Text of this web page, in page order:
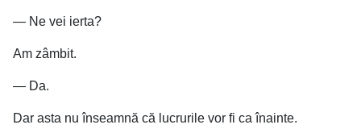
— Ne vei ierta?
Am zâmbit.
— Da.
Dar asta nu înseamnă că lucrurile vor fi ca înainte.